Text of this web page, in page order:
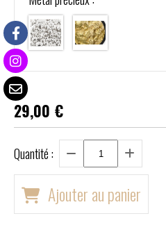
29,00 €
Quantité :
Ajouter au panier